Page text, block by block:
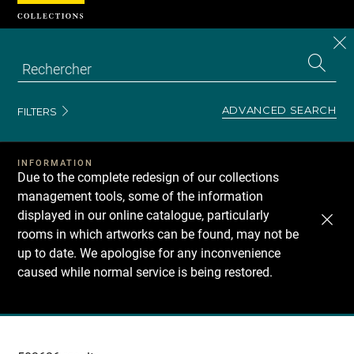
FILTERS ADVANCED SEARCH
INFORMATION
Due to the complete redesign of our collections
management tools, some of the information
displayed in our online catalogue, particularly
rooms in which artworks can be found, may not be
up to date. We apologise for any inconvenience
caused while normal service is being restored.
Recherche
Cookies management panel